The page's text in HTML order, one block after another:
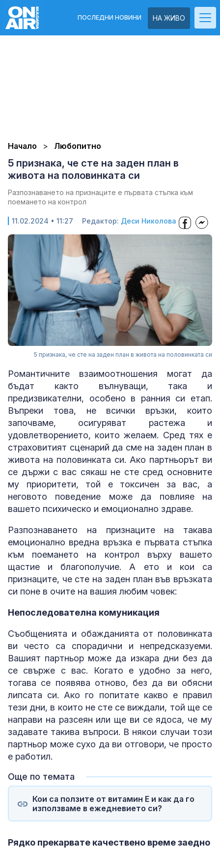
НА ЖИВО
ПОСЛЕДНИ НОВИНИ
Начало Любопитно
5 признака, че сте на заден план в
живота на половинката си
Разпознаването на признаците е първата стъпка към
поемането на контрол
11.02.2024 • 11:27 Редактор: Деси Николова
5 признака, че сте на заден план в живота на половинката си
Романтичните взаимоотношения могат да
бъдат както вълнуващи, така и
предизвикателни, особено в ранния си етап.
Въпреки това, не всички връзки, които
започваме, осигуряват растежа и
удовлетворението, които желаем. Сред тях е
страховитият сценарий да сме на заден план в
живота на половинката си. Ако партньорът ви
се държи с вас сякаш не сте сред основните
му приоритети, той е токсичен за вас, а
неговото поведение може да повлияе на
вашето психическо и емоционално здраве.
Разпознаването на признаците на такава
емоционално вредна връзка е първата стъпка
към поемането на контрол върху вашето
щастие и благополучие. А ето и кои са
признаците, че сте на заден план във връзката
си поне в очите на вашия любим човек:
Непоследователна комуникация
Съобщенията и обажданията от половинката
ви често са спорадични и непредсказуеми.
Вашият партньор може да изкара дни без да
се свърже с вас. Когато е удобно за него,
тогава се появява отново, без да ви обясни
липсата си. Ако го попитате какво е правил
тези дни, в които не сте се виждали, той ще се
направи на разсеян или ще ви се ядоса, че му
задавате такива въпроси. В някои случаи този
партньор може сухо да ви отговори, че просто
е работил.
Още по темата
Кои са ползите от витамин Е и как да го
използваме в ежедневието си?
Рядко прекарвате качествено време заедно